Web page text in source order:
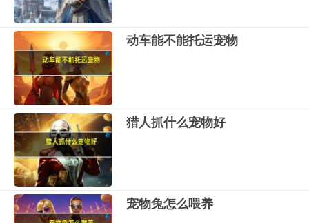
动车能不能托运宠物
猎人抓什么宠物好
宠物兔怎么喂养